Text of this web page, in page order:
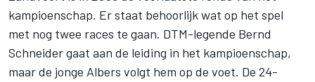
kampioenschap. Er staat behoorlijk wat op het spel
met nog twee races te gaan. DTM-legende Bernd
Schneider gaat aan de leiding in het kampioenschap,
maar de jonge Albers volgt hem op de voet. De 24-